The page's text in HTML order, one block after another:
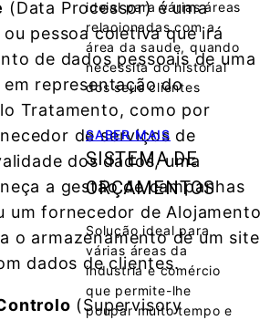
ideial para várias áreas
relacionadas com a
área da saude, quando
necessita do historial
dos seus clientes
SABER MAIS
SISTEMA DE
ORÇAMENTOS
Solução ideal para
várias áreas da
industria e comércio
que permite-lhe
poupar muito tempo e
(Data Processor) é uma
pessoa coletiva que irá
de dados pessoais de uma
representação do
Tratamento, como por
de serviços de
dos dados, uma
a gestão de campanhas
um fornecedor de Alojamento
o armazenamento de um site
dados de clientes.
(Supervisory